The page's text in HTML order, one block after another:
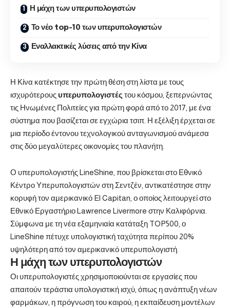
Η μάχη των υπερυπολογιστών
Το νέο top-10 των υπερυπολογιστών
Εναλλακτικές λύσεις από την Κίνα
Η Κίνα κατέκτησε την πρώτη θέση στη λίστα με τους
ισχυρότερους υπερυπολογιστές του κόσμου, ξεπερνώντας
τις Ηνωμένες Πολιτείες για πρώτη φορά από το 2017, με ένα
σύστημα που βασίζεται σε εγχώρια τσιπ. Η εξέλιξη έρχεται σε
μια περίοδο έντονου τεχνολογικού ανταγωνισμού ανάμεσα
στις δύο μεγαλύτερες οικονομίες του πλανήτη.
Ο υπερυπολογιστής LineShine, που βρίσκεται στο Εθνικό
Κέντρο Υπερυπολογιστών στη Σεντζέν, αντικατέστησε στην
κορυφή τον αμερικανικό El Capitan, ο οποίος λειτουργεί στο
Εθνικό Εργαστήριο Lawrence Livermore στην Καλιφόρνια.
Σύμφωνα με τη νέα εξαμηνιαία κατάταξη TOP500, ο
LineShine πέτυχε υπολογιστική ταχύτητα περίπου 20%
υψηλότερη από τον αμερικανικό υπερυπολογιστή.
Η μάχη των υπερυπολογιστών
Οι υπερυπολογιστές χρησιμοποιούνται σε εργασίες που
απαιτούν τεράστια υπολογιστική ισχύ, όπως η ανάπτυξη νέων
φαρμάκων, η πρόγνωση του καιρού, η εκπαίδευση μοντέλων